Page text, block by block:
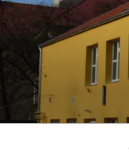
Tartalomhoz